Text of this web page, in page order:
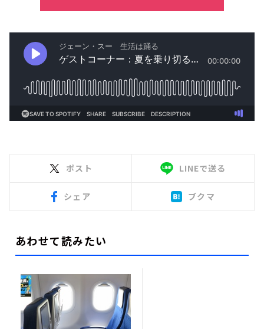
ポスト LINEで送る
シェア ブクマ
あわせて読みたい